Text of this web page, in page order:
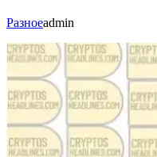
Разноеadmin